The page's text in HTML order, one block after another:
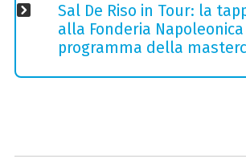
Sal De Riso in Tour: la
alla Fonderia
programma della